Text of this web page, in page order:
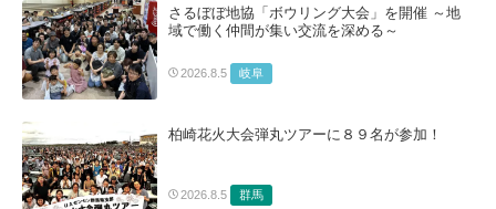
さるぼぼ地協「ボウリング大会」を開催 ～地
域で働く仲間が集い交流を深める～
2026.8.5 岐阜
柏崎花火大会弾丸ツアーに８９名が参加！
2026.8.5 群馬